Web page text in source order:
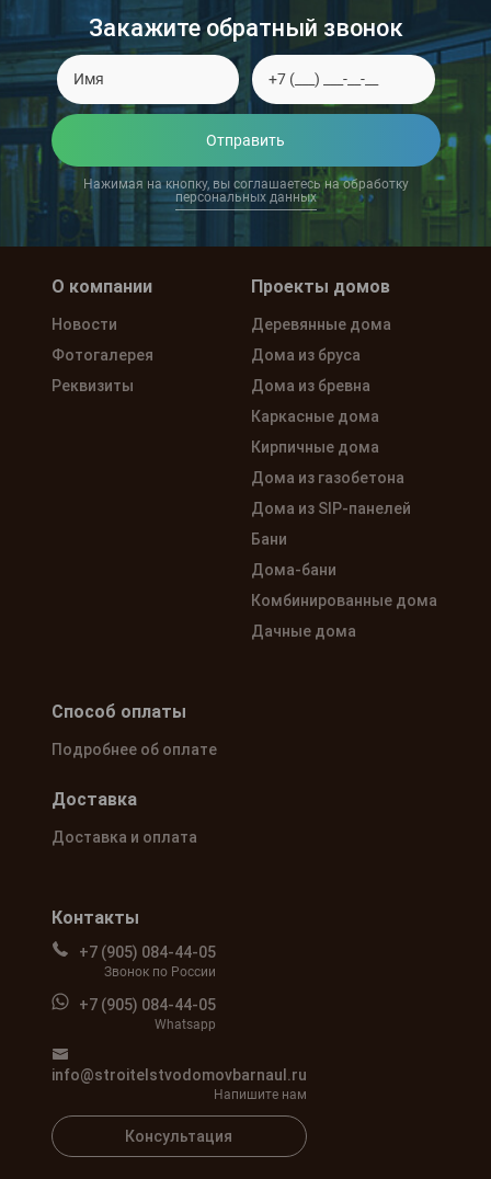
Закажите обратный звонок
Отправить
Нажимая на кнопку, вы соглашаетесь на обработку
персональных данных
О компании
Новости
Фотогалерея
Реквизиты
Проекты домов
Деревянные дома
Дома из бруса
Дома из бревна
Каркасные дома
Кирпичные дома
Дома из газобетона
Дома из SIP-панелей
Бани
Дома-бани
Комбинированные дома
Дачные дома
Контакты
+7 (905) 084-44-05
Звонок по России
+7 (905) 084-44-05
Whatsapp
info@stroitelstvodomovbarnaul.ru
Напишите нам
Консультация
Способ оплаты
Подробнее об оплате
Доставка
Доставка и оплата